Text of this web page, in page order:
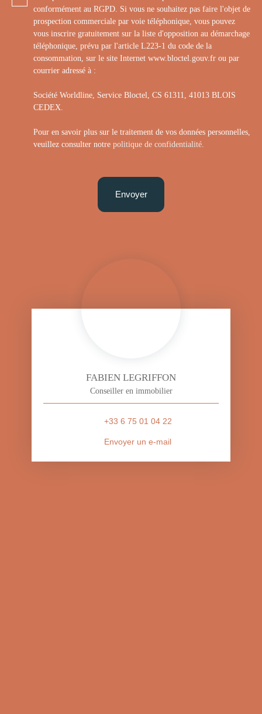
conformément au RGPD. Si vous ne souhaitez pas faire l'objet de
prospection commerciale par voie téléphonique, vous pouvez
vous inscrire gratuitement sur la liste d'opposition au démarchage
téléphonique, prévu par l'article L223-1 du code de la
consommation, sur le site Internet www.bloctel.gouv.fr ou par
courrier adressé à :
Société Worldline, Service Bloctel, CS 61311, 41013 BLOIS
CEDEX.
Pour en savoir plus sur le traitement de vos données personnelles,
veuillez consulter notre politique de confidentialité.
Envoyer
FABIEN LEGRIFFON
Conseiller en immobilier
+33 6 75 01 04 22
Envoyer un e-mail